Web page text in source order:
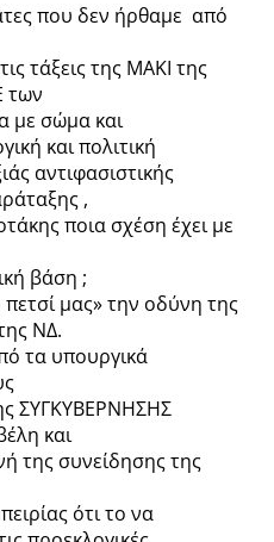
που δεν ήρθαμε από
τάξεις της ΜΑΚΙ της
των
με σώμα και
και πολιτική
αντιφασιστικής
,
ποια σχέση έχει με
βάση ;
μας» την οδύνη της
ΝΔ.
τα υπουργικά
ΣΥΓΚΥΒΕΡΝΗΣΗΣ
και
της συνείδησης της
ότι το να